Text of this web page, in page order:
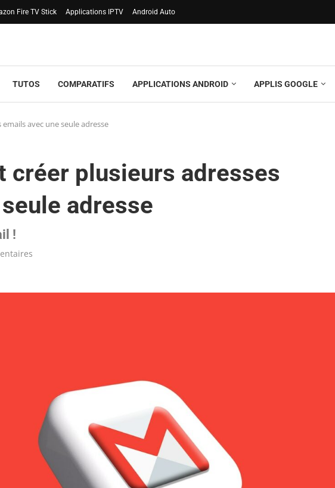
Fire TV Stick Applications IPTV Android Auto
TUTOS COMPARATIFS APPLICATIONS ANDROID APPLIS GOOGLE
avec une seule adresse
créer plusieurs adresses
adresse
!